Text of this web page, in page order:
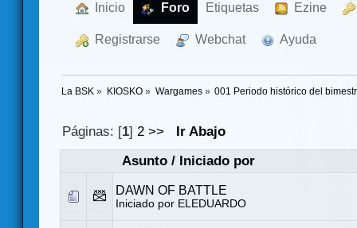
Inicio Foro Etiquetas Ezine
Registrarse Webchat Ayuda
La BSK » KIOSKO» Wargames» 001 Periodo histórico del
Páginas: [1]2 >>
Ir Abajo
Asunto/ Iniciado por
DAWN OF BATTLE
Iniciado por ELEDUARDO